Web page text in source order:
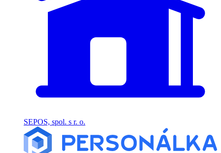
SEPOS, spol. s r. o.